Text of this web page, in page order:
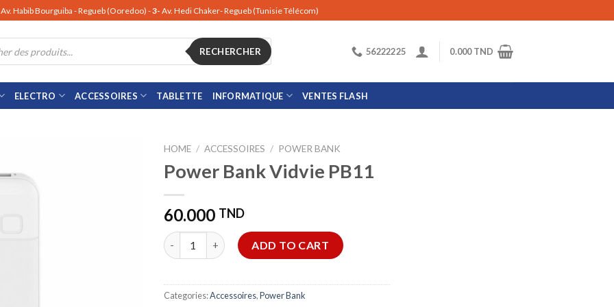
Av. Habib Bourguiba - Regueb (Ooredoo) -3- Av. Hedi Chaker- Regueb (Tunisie Télécom)
RECHERCHER 56222225 0.000TND
ELECTRO ACCESSOIRES TABLETTE INFORMATIQUE VENTES FLASH
HOME / ACCESSOIRES / POWER BANK
Power Bank Vidvie PB11
60.000 TND
Power Bank Vidvie PB11 quantity
ADD TO CART
Categories:Accessoires,Power Bank